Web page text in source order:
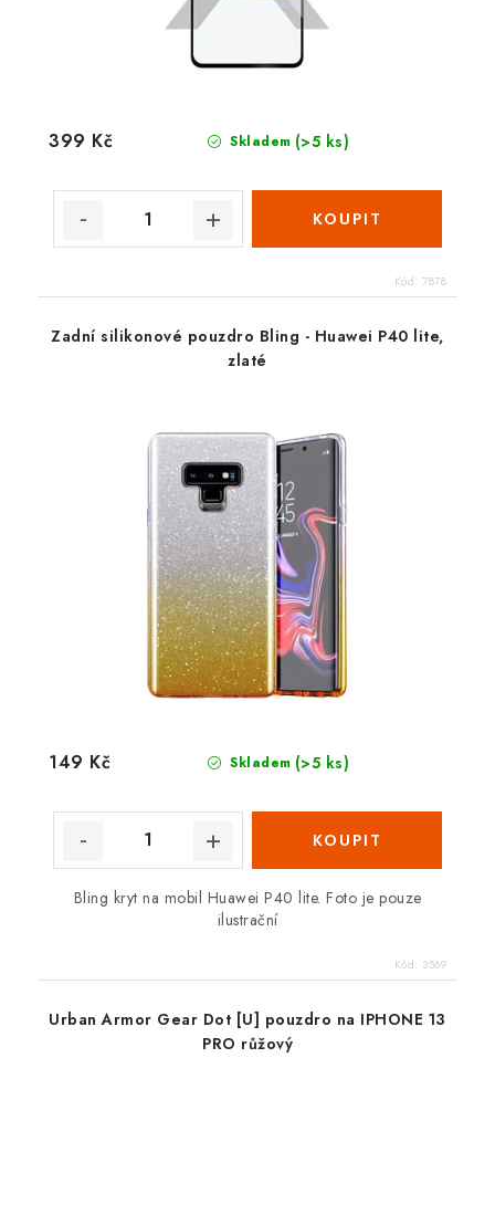
Skladem (>5 ks)
399 Kč
Kód: 7878
Zadní silikonové pouzdro Bling - Huawei P40 lite,
zlaté
Skladem (>5 ks)
149 Kč
Bling kryt na mobil Huawei P40 lite. Foto je pouze
ilustrační
Kód: 3569
Urban Armor Gear Dot [U] pouzdro na IPHONE 13
PRO růžový